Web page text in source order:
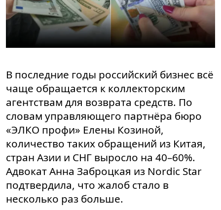
В последние годы российский бизнес всё
чаще обращается к коллекторским
агентствам для возврата средств. По
словам управляющего партнёра бюро
«ЭЛКО профи» Елены Козиной,
количество таких обращений из Китая,
стран Азии и СНГ выросло на 40–60%.
Адвокат Анна Заброцкая из Nordic Star
подтвердила, что жалоб стало в
несколько раз больше.